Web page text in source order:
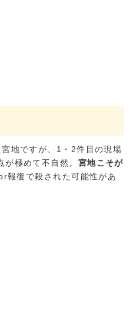
地ですが、1・2件目の現場
極めて不自然。 宮地こそが
報復で殺された可能性があ